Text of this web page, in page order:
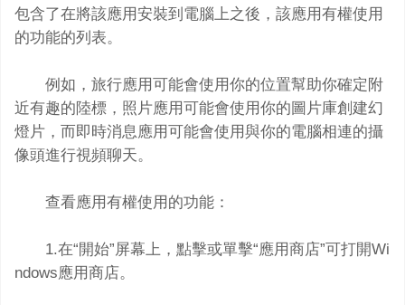
包含了在將該應用安裝到電腦上之後，該應用有權使用
的功能的列表。
例如，旅行應用可能會使用你的位置幫助你確定附
近有趣的陸標，照片應用可能會使用你的圖片庫創建幻
燈片，而即時消息應用可能會使用與你的電腦相連的攝
像頭進行視頻聊天。
查看應用有權使用的功能：
1.在“開始”屏幕上，點擊或單擊“應用商店”可打開Wi
ndows應用商店。